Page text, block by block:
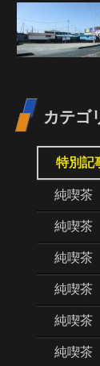
カテゴ
特別記
純喫茶
純喫茶
純喫茶
純喫茶
純喫茶
純喫